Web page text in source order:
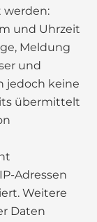
werden:
und Uhrzeit
Meldung
und
jedoch keine
übermittelt
Adressen
Weitere
Daten